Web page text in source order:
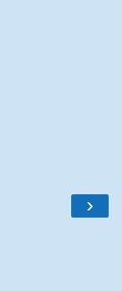
›